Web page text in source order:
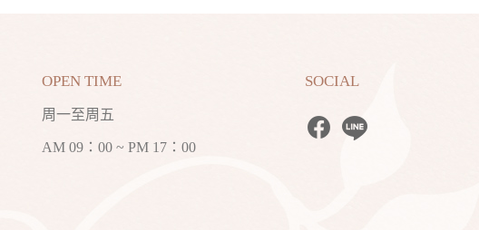
OPEN TIME
周一至周五
AM 09：00 ~ PM 17：00
SOCIAL